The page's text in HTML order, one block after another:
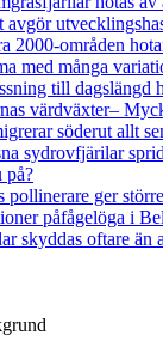
2000-områden
med många
till
värdväxter–
söderut allt
sydrovfjärilar
på?
pollinerare ger
påfågelöga i
skyddas oftare än